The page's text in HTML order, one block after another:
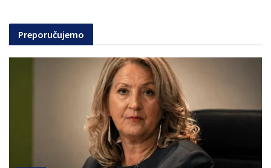
Preporučujemo